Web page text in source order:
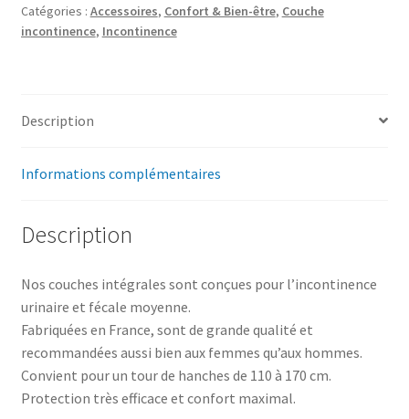
Catégories : Accessoires, Confort & Bien-être, Couche
incontinence, Incontinence
Description
Informations complémentaires
Description
Nos couches intégrales sont conçues pour l’incontinence
urinaire et fécale moyenne.
Fabriquées en France, sont de grande qualité et
recommandées aussi bien aux femmes qu’aux hommes.
Convient pour un tour de hanches de 110 à 170 cm.
Protection très efficace et confort maximal.